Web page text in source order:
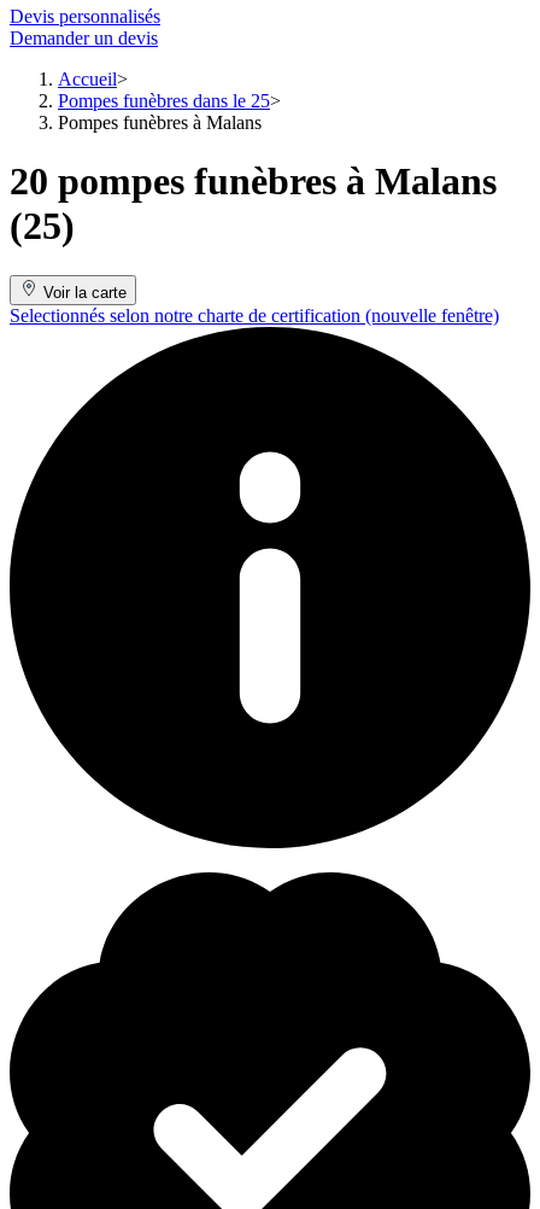
Devis personnalisés
Demander un devis
Accueil
Pompes funèbres dans le 25
Pompes funèbres à Malans
20 pompes funèbres à Malans
(25)
Voir la carte
Selectionnés selon notre charte de certification (nouvelle fenêtre)